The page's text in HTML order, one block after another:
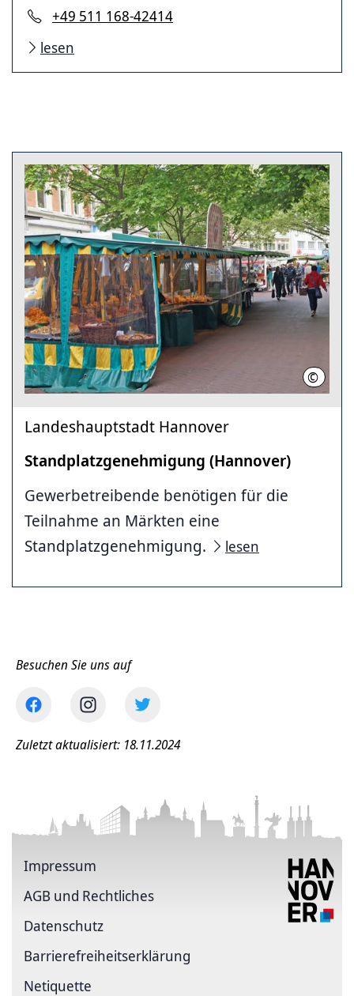
+49 511 168-42414
lesen
© LHH
Landeshauptstadt Hannover
Standplatzgenehmigung (Hannover)
Gewerbetreibende benötigen für die
Teilnahme an Märkten eine
Standplatzgenehmigung.
lesen
Besuchen Sie uns auf
Zuletzt aktualisiert: 18.11.2024
Impressum
AGB und Rechtliches
Datenschutz
Barriere­freiheits­erklärung
Netiquette